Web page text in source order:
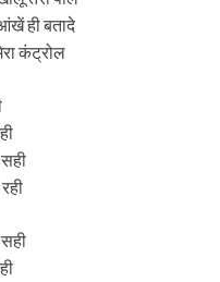
ही बतादे
कंट्रोल